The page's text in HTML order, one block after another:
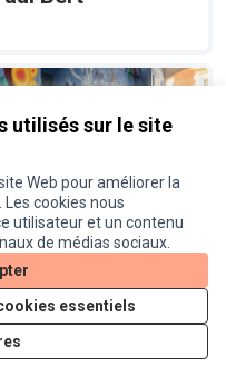
utilisés sur le site
Web pour améliorer la
cookies nous
utilisateur et un contenu
de médias sociaux.
essentiels
la cour
Réalisé